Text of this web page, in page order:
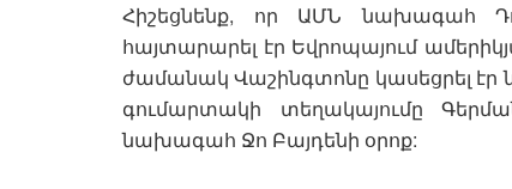
Հիշեցնենք, որ ԱՄՆ նախագահ
հայտարարել էր Եվրոպայում
ժամանակ Վաշինգտոնը կասեցրել էր
գումարտակի տեղակայումը
նախագահ Ջո Բայդենի օրոք: